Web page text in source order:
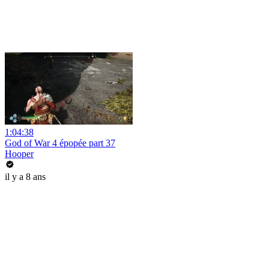
1:04:38
God of War 4 épopée part 37
Hooper
il y a 8 ans